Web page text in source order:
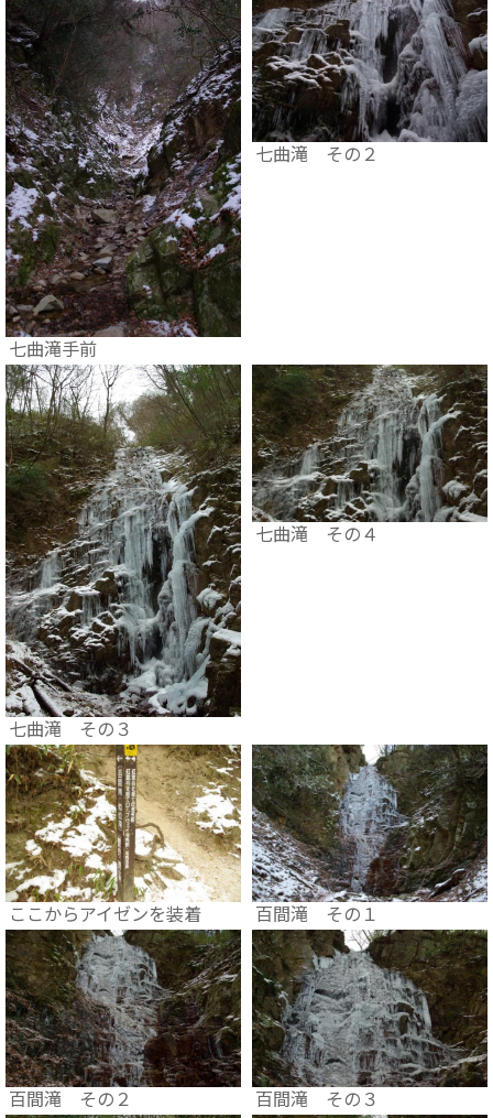
七曲滝手前
七曲滝 その２
七曲滝 その３
七曲滝 その４
ここからアイゼンを装着 百間滝 その１
百間滝 その２ 百間滝 その３